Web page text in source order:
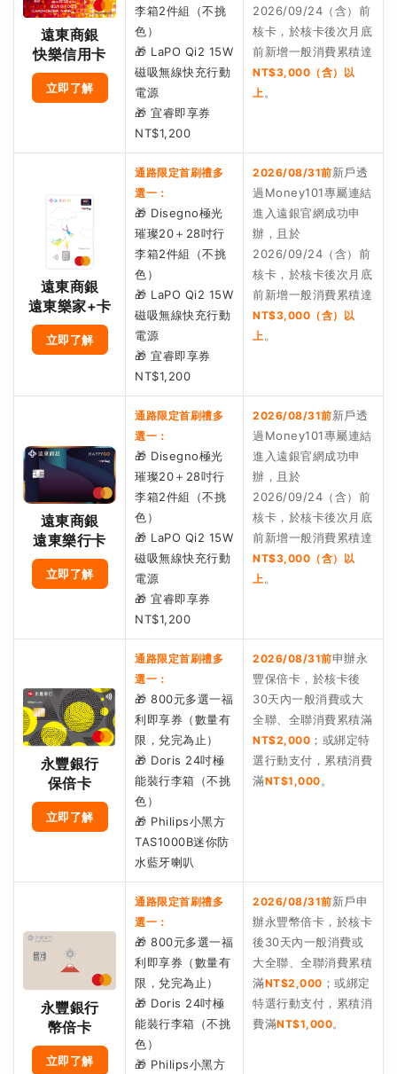
遠東商銀
快樂信用卡
立即了解
李箱2件組（不挑
色）
🎁 LaPO Qi2 15W
磁吸無線快充行動
電源
🎁 宜睿即享券
NT$1,200
2026/09/24（含）前
核卡，於核卡後次月底
前新增一般消費累積達
NT$3,000（含）以
上 。
遠東商銀
遠東樂家+卡
立即了解
通路限定首刷禮多
選一：
🎁 Disegno極光
璀璨20＋28吋行
李箱2件組（不挑
色）
🎁 LaPO Qi2 15W
磁吸無線快充行動
電源
🎁 宜睿即享券
NT$1,200
2026/08/31前新戶透
過Money101專屬連結
進入遠銀官網成功申
辦，且於
2026/09/24（含）前
核卡，於核卡後次月底
前新增一般消費累積達
NT$3,000（含）以
上 。
遠東商銀
遠東樂行卡
立即了解
通路限定首刷禮多
選一：
🎁 Disegno極光
璀璨20＋28吋行
李箱2件組（不挑
色）
🎁 LaPO Qi2 15W
磁吸無線快充行動
電源
🎁 宜睿即享券
NT$1,200
2026/08/31前新戶透
過Money101專屬連結
進入遠銀官網成功申
辦，且於
2026/09/24（含）前
核卡，於核卡後次月底
前新增一般消費累積達
NT$3,000（含）以
上 。
永豐銀行
保倍卡
立即了解
通路限定首刷禮多
選一：
🎁 800元多選一福
利即享券（數量有
限，兌完為止）
🎁 Doris 24吋極
能裝行李箱（不挑
色）
🎁 Philips小黑方
TAS1000B迷你防
水藍牙喇叭
2026/08/31前申辦永
豐保倍卡，於核卡後
30天內一般消費或大
全聯、全聯消費累積滿
NT$2,000 ；或綁定特
選行動支付，累積消費
滿NT$1,000 。
永豐銀行
幣倍卡
立即了解
通路限定首刷禮多
選一：
🎁 800元多選一福
利即享券（數量有
限，兌完為止）
🎁 Doris 24吋極
能裝行李箱（不挑
色）
🎁 Philips小黑方
2026/08/31前新戶申
辦永豐幣倍卡，於核卡
後30天內一般消費或
大全聯、全聯消費累積
滿NT$2,000 ；或綁定
特選行動支付，累積消
費滿NT$1,000。